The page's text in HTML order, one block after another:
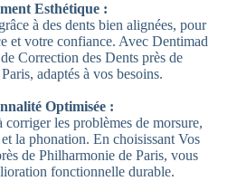
Esthétique :
à des dents bien alignées, pour
et votre confiance. Avec Dentimad
Correction des Dents près de
adaptés à vos besoins.
Optimisée :
corriger les problèmes de morsure,
la phonation. En choisissant Vos
de Philharmonie de Paris, vous
fonctionnelle durable.